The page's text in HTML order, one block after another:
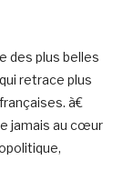
des plus belles
retrace plus
à€
jamais au cœur